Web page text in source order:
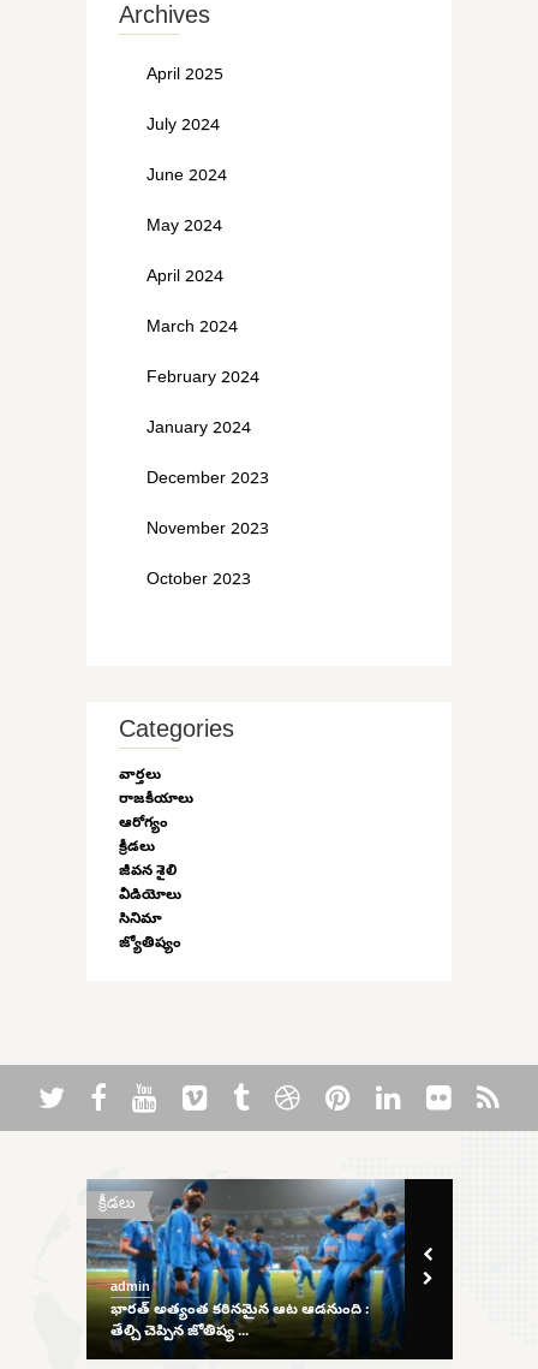
Archives
April 2025
July 2024
June 2024
May 2024
April 2024
March 2024
February 2024
January 2024
December 2023
November 2023
October 2023
Categories
వార్తలు
రాజకీయాలు
ఆరోగ్యం
క్రీడలు
జీవన శైలి
వీడియోలు
సినిమా
జ్యోతిష్యం
క్రీడలు
admin
భారత్ అత్యంత కఠినమైన ఆట ఆడనుంది :
తేల్చి చెప్పిన జోతిష్య ...